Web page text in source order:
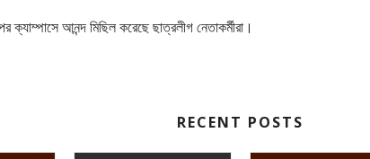
ক্যাম্পাসে আনন্দ মিছিল করেছে ছাত্রলীগ নেতাকর্মীরা।
RECENT POSTS